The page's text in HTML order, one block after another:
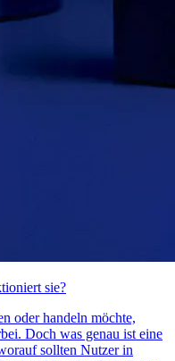
sie?
oder handeln möchte,
Doch was genau ist eine
sollten Nutzer in